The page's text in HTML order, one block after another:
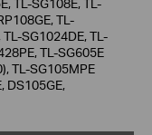
TL-
SG1024DE, TL-
TL-SG605E
TL-SG105MPE
DS105GE,